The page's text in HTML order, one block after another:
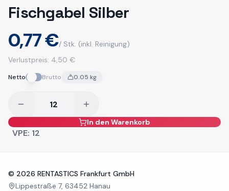
Fischgabel Silber
0,77 €/ Stk. (inkl. Reinigung)
Verlustpreis: 4,50 €
Netto Brutto 0.05 kg
In den Warenkorb
VPE: 12
© 2026 RENTASTICS Frankfurt GmbH
Lippestraße 7, 63452 Hanau